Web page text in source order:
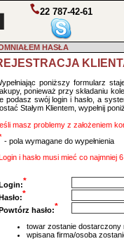
22 787-42-61
HASŁA
poniższy formularz
ponieważ przy składaniu
podasz swój login i hasło, a
Stałym Klientem, wypełnij
masz problemy z założeniem
- pola wymagane do wypełnienia
i hasło musi mieć co najmniej
*
*
hasło:*
towar zostanie dostarczony
wpisana firma/osoba